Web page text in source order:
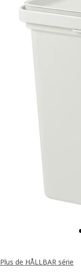
Plus de HÅLLBAR série